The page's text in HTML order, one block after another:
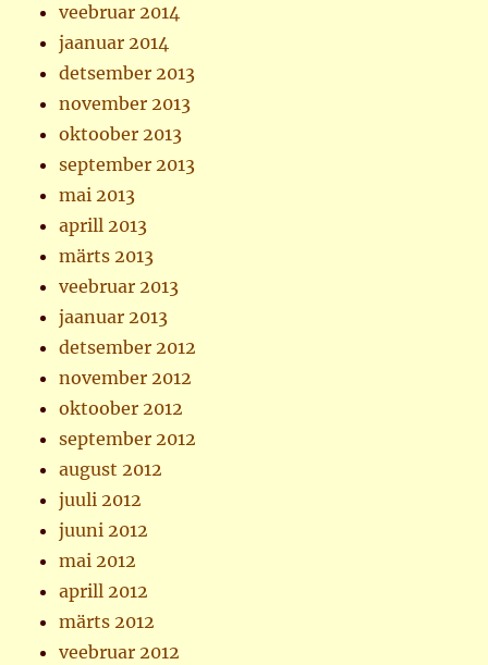
veebruar 2014
jaanuar 2014
detsember 2013
november 2013
oktoober 2013
september 2013
mai 2013
aprill 2013
märts 2013
veebruar 2013
jaanuar 2013
detsember 2012
november 2012
oktoober 2012
september 2012
august 2012
juuli 2012
juuni 2012
mai 2012
aprill 2012
märts 2012
veebruar 2012